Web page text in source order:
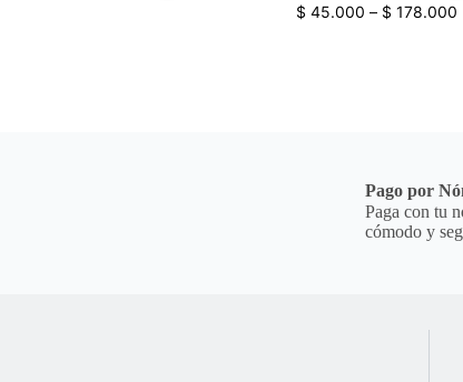
$ 45.000 – $ 178.000
Pago por
Paga con tu
cómodo y